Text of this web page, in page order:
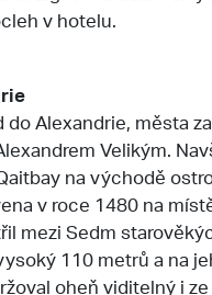
v hotelu.
do Alexandrie, města
Velikým.
na východě
v roce 1480 na
mezi Sedm
110 metrů a na
oheň viditelný i